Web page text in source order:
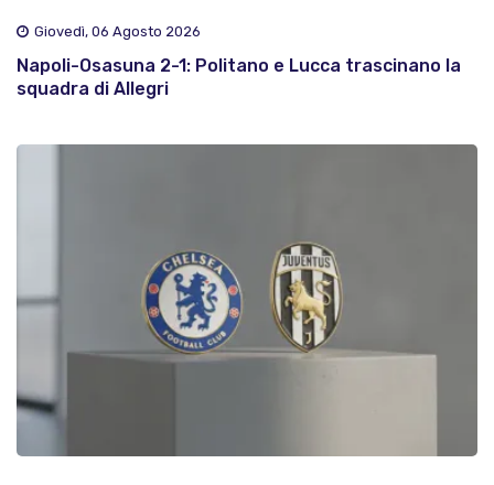
Giovedì, 06 Agosto 2026
Napoli-Osasuna 2-1: Politano e Lucca trascinano la
squadra di Allegri